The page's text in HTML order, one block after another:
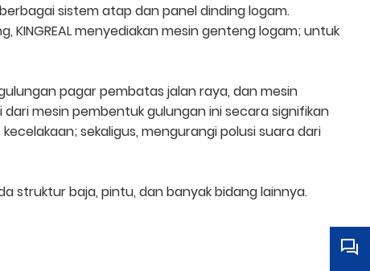
sistem atap dan panel dinding logam.
menyediakan mesin genteng logam; untuk
pagar pembatas jalan raya, dan mesin
mesin pembentuk gulungan ini secara signifikan
sekaligus, mengurangi polusi suara dari
struktur baja, pintu, dan banyak bidang lainnya.